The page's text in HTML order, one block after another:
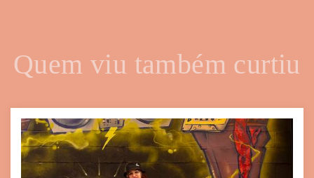
Quem viu também curtiu